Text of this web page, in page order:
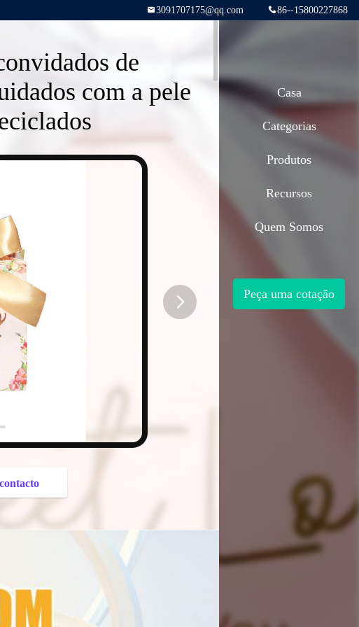
86--15800227868
3091707175@qq.com
de
com a pele
contacto
Casa
Categorias
Produtos
Recursos
Quem Somos
Peça uma cotação